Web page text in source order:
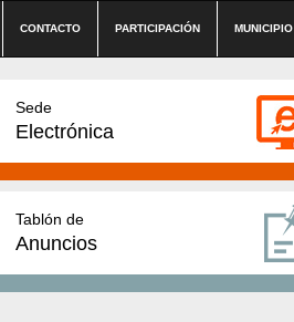
CONTACTO PARTICIPACIÓN MUNICIPIO
Sede
Electrónica
Tablón de
Anuncios